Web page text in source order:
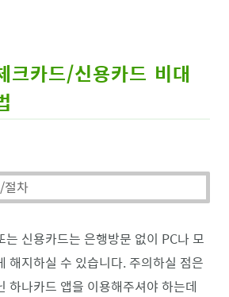
크카드/신용카드 비대
차
신용카드는 은행방문 없이 PC나 모
해지하실 수 있습니다. 주의하실 점은
하나카드 앱을 이용해주셔야 하는데